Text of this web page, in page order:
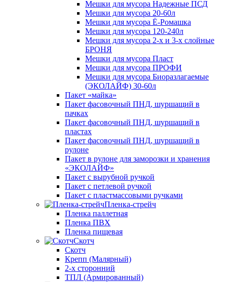
Мешки для мусора Надежные ПСД
Мешки для мусора 20-60л
Мешки для мусора Ё-Ромашка
Мешки для мусора 120-240л
Мешки для мусора 2-х и 3-х слойные
БРОНЯ
Мешки для мусора Пласт
Мешки для мусора ПРОФИ
Мешки для мусора Биоразлагаемые
(ЭКОЛАЙФ) 30-60л
Пакет «майка»
Пакет фасовочный ПНД, шуршащий в
пачках
Пакет фасовочный ПНД, шуршащий в
пластах
Пакет фасовочный ПНД, шуршащий в
рулоне
Пакет в рулоне для заморозки и хранения
«ЭКОЛАЙФ»
Пакет с вырубной ручкой
Пакет с петлевой ручкой
Пакет с пластмассовыми ручками
Пленка-стрейч
Пленка паллетная
Пленка ПВХ
Пленка пищевая
Скотч
Скотч
Крепп (Малярный)
2-х сторонний
ТПЛ (Армированный)